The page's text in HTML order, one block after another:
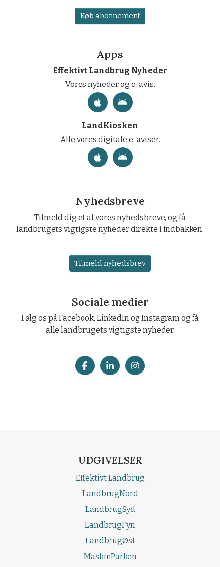
Køb abonnement
Apps
Effektivt Landbrug Nyheder
Vores nyheder og e-avis.
LandKiosken
Alle vores digitale e-aviser.
Nyhedsbreve
Tilmeld dig et af vores nyhedsbreve, og få
landbrugets vigtigste nyheder direkte i indbakken.
Tilmeld nyhedsbrev
Sociale medier
Følg os på Facebook, LinkedIn og Instagram og få
alle landbrugets vigtigste nyheder.
UDGIVELSER
Effektivt Landbrug
LandbrugNord
LandbrugSyd
LandbrugFyn
LandbrugØst
MaskinParken